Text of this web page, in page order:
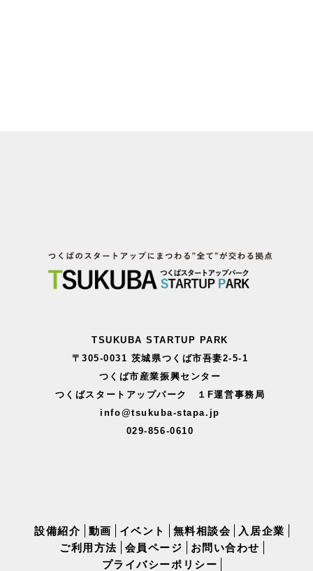
TSUKUBA STARTUP PARK
〒305-0031 茨城県つくば市吾妻2-5-1
つくば市産業振興センター
つくばスタートアップパーク １F運営事務局
info@tsukuba-stapa.jp
029-856-0610
設備紹介 動画 イベント 無料相談会
入居企業
ご利用方法
会員ページ
お問い合わせ
プライバシーポリシー